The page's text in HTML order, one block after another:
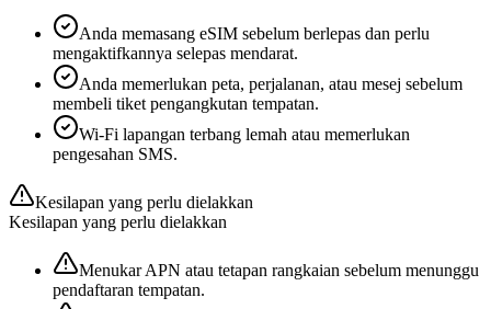
Anda memasang eSIM sebelum berlepas dan perlu
mengaktifkannya selepas mendarat.
Anda memerlukan peta, perjalanan, atau mesej sebelum
membeli tiket pengangkutan tempatan.
Wi-Fi lapangan terbang lemah atau memerlukan
pengesahan SMS.
Kesilapan yang perlu dielakkan
Kesilapan yang perlu dielakkan
Menukar APN atau tetapan rangkaian sebelum menunggu
pendaftaran tempatan.